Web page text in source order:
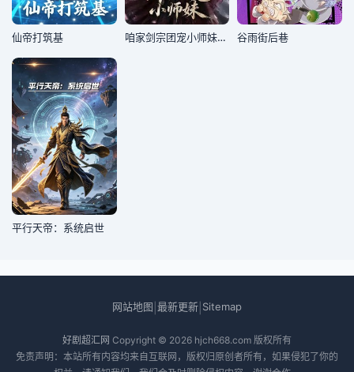
仙帝打筑基 咱家剑宗团宠小师妹第一季 谷雨街后巷
平行天帝：系统启世
网站地图 最新更新 Sitemap
好剧超汇网 Copyright © 2026 hjch668.com 版权所有
免责声明：本站所有内容均来自互联网，版权归原创者所有，如果侵犯了你的